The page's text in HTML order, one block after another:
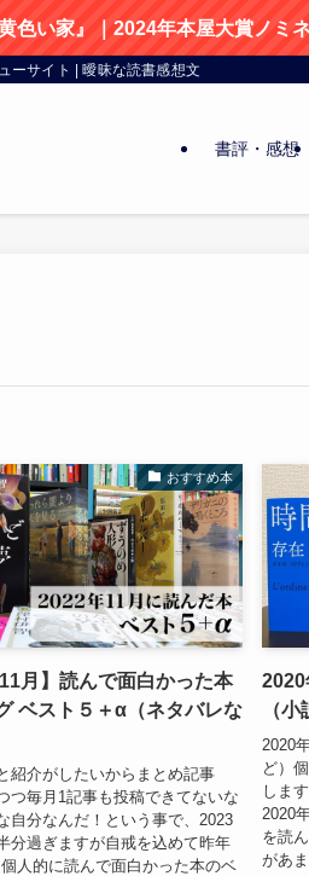
色い家』｜2024年本屋大賞ノミ
ーサイト | 曖昧な読書感想文
書評・感想
おすすめ本
11月】読んで面白かった本
ベスト５＋α（ネタバレな
紹介がしたいからまとめ記事
つ毎月1記事も投稿できてないな
自分なんだ！という事で、2023
分過ぎますが自戒を込めて昨年
人的に読んで面白かった本のベ
（
2020
ど）
しま
2020
を読
があ